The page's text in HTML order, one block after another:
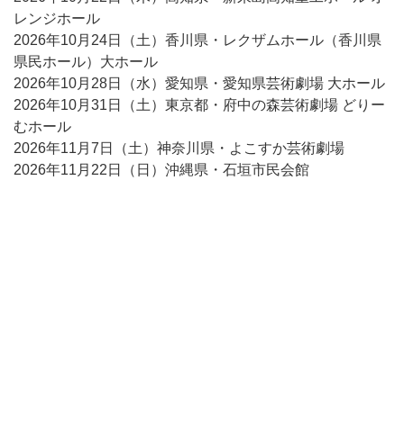
レンジホール
2026年10月24日（土）香川県・レクザムホール（香川県
県民ホール）大ホール
2026年10月28日（水）愛知県・愛知県芸術劇場 大ホール
2026年10月31日（土）東京都・府中の森芸術劇場 どりー
むホール
2026年11月7日（土）神奈川県・よこすか芸術劇場
2026年11月22日（日）沖縄県・石垣市民会館